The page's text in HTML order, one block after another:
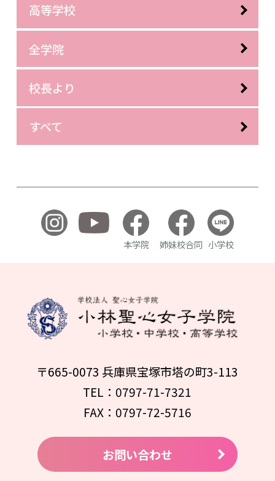
高等学校
全学院
校長より
すべて
本学院 姉妹校合同 小学校
〒665-0073 兵庫県宝塚市塔の町3-113
TEL：0797-71-7321
FAX：0797-72-5716
お問い合わせ